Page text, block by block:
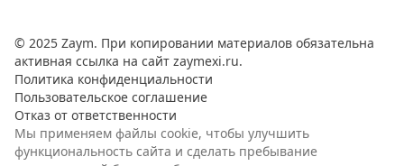
© 2025 Zaym. При копировании материалов обязательна
активная ссылка на сайт zaymexi.ru.
Политика конфиденциальности
Пользовательское соглашение
Отказ от ответственности
Мы применяем файлы cookie, чтобы улучшить
функциональность сайта и сделать пребывание